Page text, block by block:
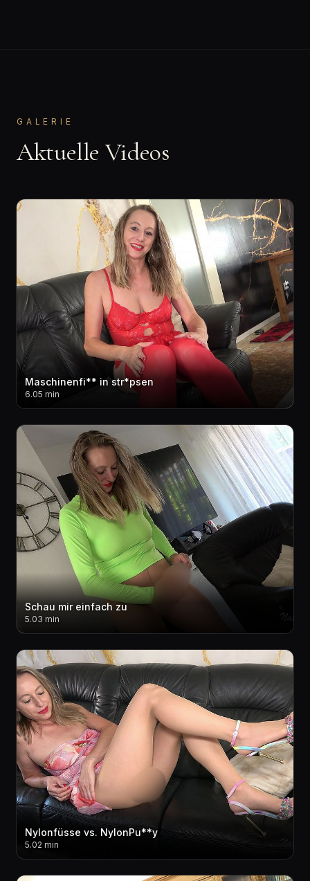
GALERIE
Aktuelle Videos
Maschinenfi** in str*psen
6.05 min
Schau mir einfach zu
5.03 min
Nylonfüsse vs. NylonPu**y
5.02 min